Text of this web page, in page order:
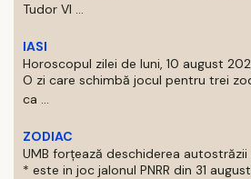
Tudor Vl ...
IASI
Horoscopul zilei de luni, 10 august
O zi care schimbă jocul pentru trei
ca ...
ZODIAC
UMB forțează deschiderea autostrăzii
* este in joc jalonul PNRR din 31